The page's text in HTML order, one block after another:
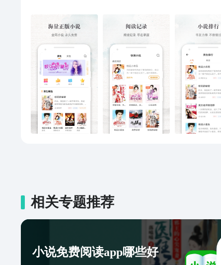
的，应有尽有，还有更多精彩频
相关专题推荐
小说免费阅读app哪些好